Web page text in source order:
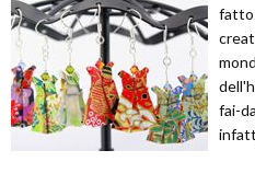
fatto
fai-